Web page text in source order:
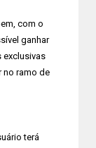
com o
ganhar
exclusivas
no ramo de
terá